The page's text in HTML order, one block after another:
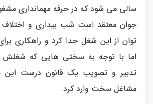
سالی می شود که در حرفه مهمانداری
جوان معتقد است شب بیداری و اختلاف
توان از این شغل جدا کرد و راهکاری
اما با توجه به سختی هایی که شغلش
تدبیر و تصویب یک قانون درست این
مشاغل سخت وارد کرد.